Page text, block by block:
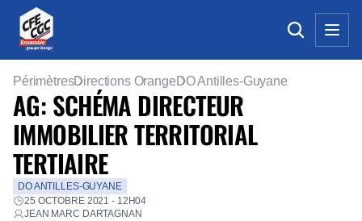
PérimètresDirections Orange DO Antilles-Guyane
AG: SCHÉMA DIRECTEUR
IMMOBILIER TERRITORIAL
TERTIAIRE
DO ANTILLES-GUYANE
25 OCTOBRE 2021 - 12H04
JEAN MARC DARTAGNAN